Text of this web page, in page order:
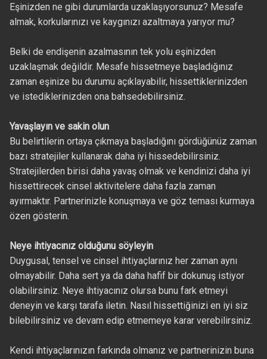
Eşinizden ne gibi durumlarda uzaklaşıyorsunuz? Mesafe
almak, korkularınızı ve kaygınızı azaltmaya yarıyor mu?
Belki de endişenin azalmasının tek yolu eşinizden
uzaklaşmak değildir. Mesafe hissetmeye başladığınız
zaman eşinize bu durumu açıklayabilir, hissettiklerinizden
ve istediklerinizden ona bahsedebilirsiniz.
Yavaşlayın ve sakin olun
Bu belirtilerin ortaya çıkmaya başladığını gördüğünüz zaman
bazı stratejiler kullanarak daha iyi hissedebilirsiniz.
Stratejilerden birisi daha yavaş olmak ve kendinizi daha iyi
hissettirecek cinsel aktivitelere daha fazla zaman
ayırmaktır. Partnerinizle konuşmaya ve göz teması kurmaya
özen gösterin.
Neye ihtiyacınız olduğunu söyleyin
Duygusal, tensel ve cinsel ihtiyaçlarınız her zaman aynı
olmayabilir. Daha sert ya da daha hafif bir dokunuş istiyor
olabilirsiniz. Neye ihtiyacınız olursa bunu fark etmeyi
deneyin ve karşı tarafa iletin. Nasıl hissettiğinizi en iyi siz
bilebilirsiniz ve devam edip etmemeye karar verebilirsiniz.
Kendi ihtiyaçlarınızın farkında olmanız ve partnerinizin buna